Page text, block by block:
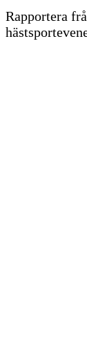
Rapportera